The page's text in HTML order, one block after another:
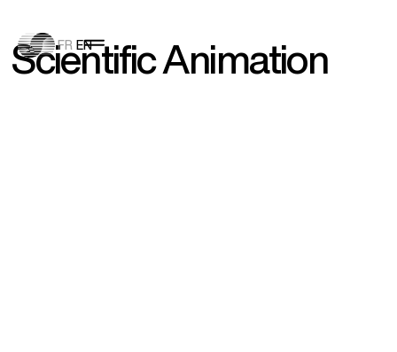
FR EN
Scientific Animation